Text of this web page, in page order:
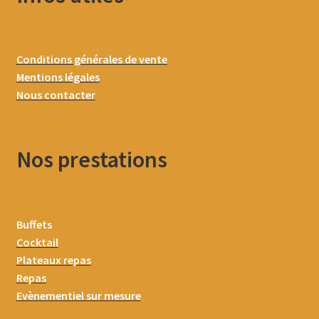
Conditions générales de vente
Mentions légales
Nous contacter
Nos prestations
Buffets
Cocktail
Plateaux repas
Repas
Evènementiel sur mesure